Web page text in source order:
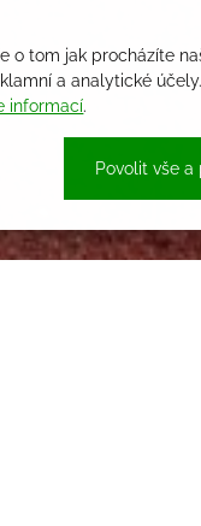
o tom jak procházíte
a analytické
informací.
Povolit vše a